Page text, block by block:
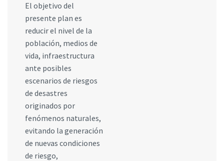
El objetivo del
presente plan es
reducir el nivel de la
población, medios de
vida, infraestructura
ante posibles
escenarios de riesgos
de desastres
originados por
fenómenos naturales,
evitando la generación
de nuevas condiciones
de riesgo,